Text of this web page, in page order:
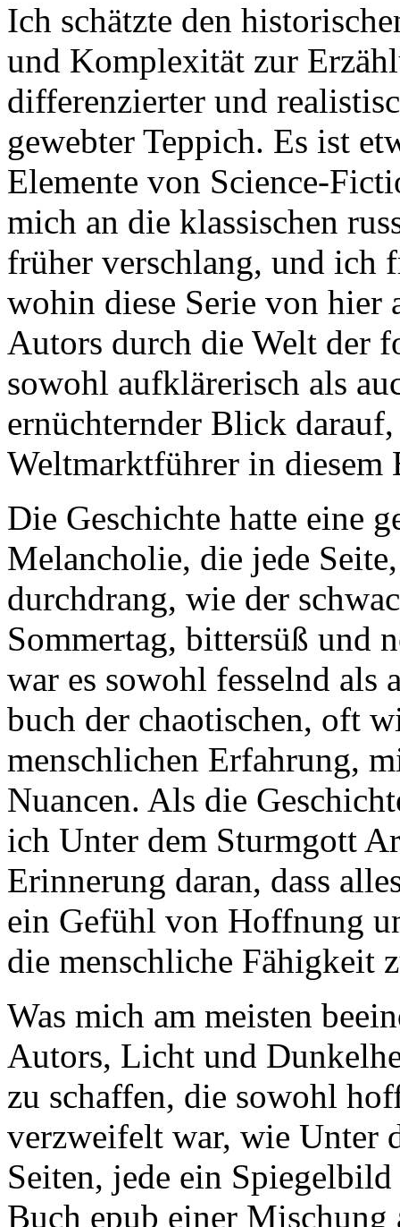
Ich schätzte den
und Komplexität zur
differenzierter und
gewebter Teppich. Es ist
Elemente von Science-
mich an die klassischen
früher verschlang, und ich
wohin diese Serie von hier
Autors durch die Welt der
sowohl aufklärerisch als
ernüchternder Blick
Weltmarktführer in diesem
Die Geschichte hatte eine
Melancholie, die jede
durchdrang, wie der
Sommertag, bittersüß und
war es sowohl fesselnd als
buch der chaotischen, oft
menschlichen Erfahrung,
Nuancen. Als die
ich Unter dem Sturmgott
Erinnerung daran, dass
ein Gefühl von Hoffnung
die menschliche Fähigkeit
Was mich am meisten
Autors, Licht und
zu schaffen, die sowohl
verzweifelt war, wie Unter
Seiten, jede ein
Buch epub einer